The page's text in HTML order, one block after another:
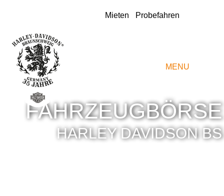
Mieten Probefahren
MENU
FAHRZEUGBÖRSE
HARLEY DAVIDSON BS